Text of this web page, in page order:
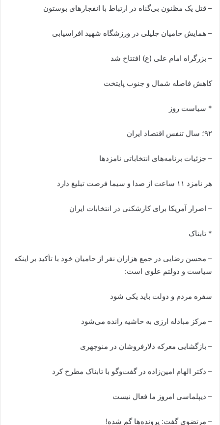
– قتل یک مظنون بی‌گناه در ارتباط با انفجارهای بوستون
– همایش حامیان جلیلی در ورزشگاه شهید افراسیابی
– بزرگراه امام علی (ع) افتتاح شد
کاهش فاصله شمال و جنوب پایتخت
* سیاست روز
۹۲؛ سال تنفس اقتصاد ایران
– جزئیات برنامه‌های انتخاباتی نامزدها
هر نامزد ۱۱ ساعت از صدا و سیما فرصت تبلیغ دارد
– اصرار آمریکا برای کارشکنی در انتخابات ایران
* تابناک
– محسن رضایی در جمع هزاران نفر از حامیان خود با تأکید بر اینکه
سیاست و دولتم علوی است:
سفره مردم و دولت باید یکی شود
– مرکز مبادله ارزی به حاشیه رانده می‌شود
– بازگشایی معرکه دلارفروشان در منوچهری
– دکتر الهام امین‌زاده در گفت‌وگو با تابناک مطرح کرد
– دیپلماسی امروز ما فعال نیست
– مرتضوی گفت: پرونده‌ها گم شده!